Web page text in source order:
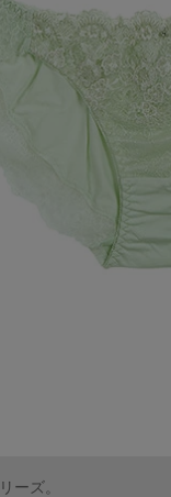
ーズ。